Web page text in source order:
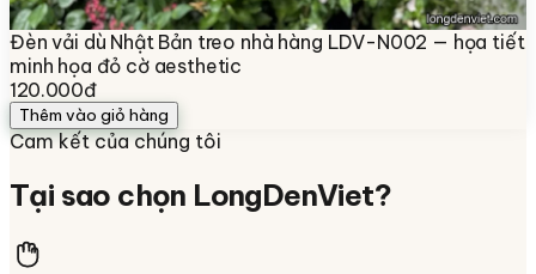
Đèn vải dù Nhật Bản treo nhà hàng LDV-N002 — họa tiết
minh họa đỏ cờ aesthetic
120.000đ
Thêm vào giỏ hàng
Cam kết của chúng tôi
Tại sao chọn LongDenViet?